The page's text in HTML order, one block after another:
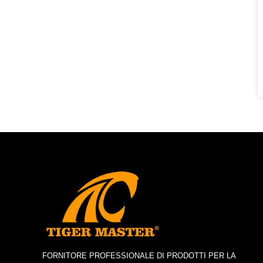
FORNITORE PROFESSIONALE DI PRODOTTI PER LA